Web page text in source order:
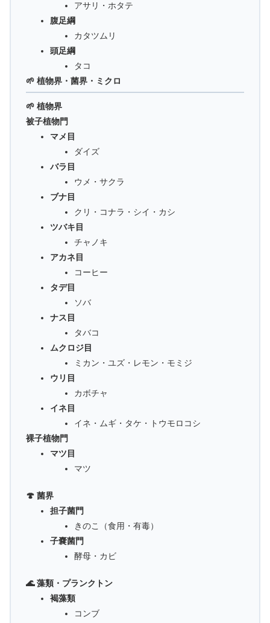
アサリ・ホタテ
腹足綱
カタツムリ
頭足綱
タコ
🌱 植物界・菌界・ミクロ
🌱 植物界
被子植物門
マメ目
ダイズ
バラ目
ウメ・サクラ
ブナ目
クリ・コナラ・シイ・カシ
ツバキ目
チャノキ
アカネ目
コーヒー
タデ目
ソバ
ナス目
タバコ
ムクロジ目
ミカン・ユズ・レモン・モミジ
ウリ目
カボチャ
イネ目
イネ・ムギ・タケ・トウモロコシ
裸子植物門
マツ目
マツ
🍄 菌界
担子菌門
きのこ（食用・有毒）
子嚢菌門
酵母・カビ
🌊 藻類・プランクトン
褐藻類
コンブ